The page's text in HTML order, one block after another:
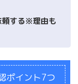
頼する※理由も
ポイント7つ